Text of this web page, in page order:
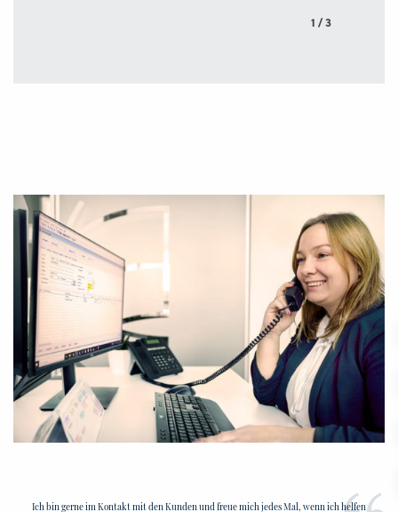
1 / 3
Ich bin gerne im Kontakt mit den Kunden und freue mich jedes Mal, wenn ich helfen